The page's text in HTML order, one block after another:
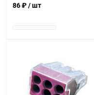
110 IDC безинструментальный
86 ₽/ шт
В наличии